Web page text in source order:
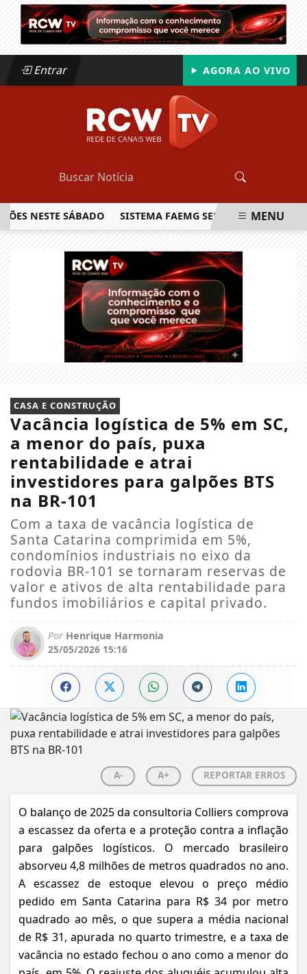
Entrar AGORA AO VIVO
SÁBADO SISTEMA FAEMG SENAR LANÇA OMENU
CASA E CONSTRUÇÃO
Vacância logística de 5% em SC,
a menor do país, puxa
rentabilidade e atrai
investidores para galpões BTS
na BR-101
Com a taxa de vacância logística de
Santa Catarina comprimida em 5%,
condomínios industriais no eixo da
rodovia BR-101 se tornaram reservas de
valor e ativos de alta rentabilidade para
fundos imobiliários e capital privado.
Por Henrique Harmonia
25/05/2026 15:16
A- A+ REPORTAR ERROS
O balanço de 2025 da consultoria Colliers comprova
a escassez da oferta e a proteção contra a inflação
para galpões logísticos. O mercado brasileiro
absorveu 4,8 milhões de metros quadrados no ano.
A escassez de estoque elevou o preço médio
pedido em Santa Catarina para R$ 34 por metro
quadrado ao mês, o que supera a média nacional
de R$ 31, apurada no quarto trimestre, e a taxa de
vacância no estado fechou o ano como a menor do